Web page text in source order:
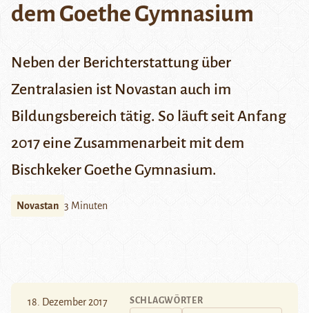
dem Goethe Gymnasium
Neben der Berichterstattung über
Zentralasien ist Novastan auch im
Bildungsbereich tätig. So läuft seit Anfang
2017 eine Zusammenarbeit mit dem
Bischkeker Goethe Gymnasium.
Novastan 3 Minuten
18. Dezember 2017 SCHLAGWÖRTER